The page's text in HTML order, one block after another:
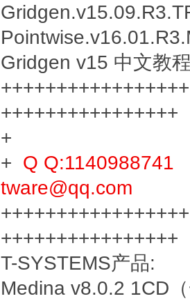
Gridgen v15 中文教
++++++++++++++++
+ Q Q:1140988741
tware@qq.com
T-SYSTEMS产品:
Medina v8.0.2 1CD